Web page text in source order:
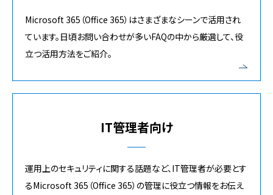
Microsoft 365（Office 365）はさまざまなシーンで活用され
ています。日頃お問い合わせが多いFAQの中から厳選して、役
立つ活用方法をご紹介。
IT管理者向け
運用上のセキュリティに関する話題など、IT管理者が必要とす
るMicrosoft 365（Office 365）の管理に役立つ情報をお伝え